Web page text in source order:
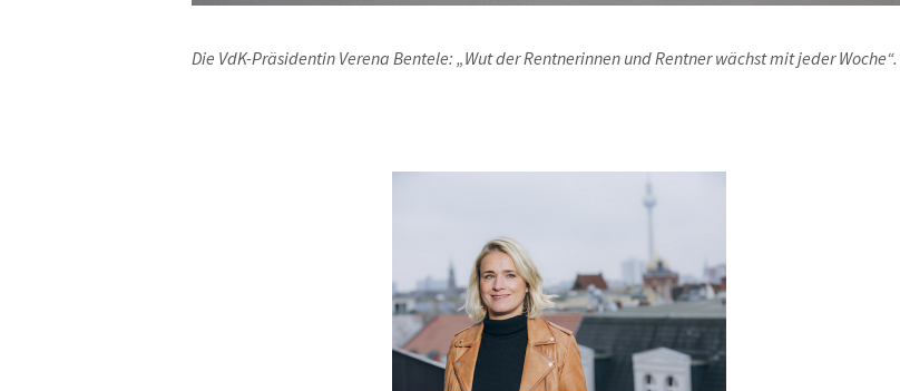
Die VdK-Präsidentin Verena Bentele: „Wut der Rentnerinnen und Rentner wächst mit jeder Woche“.